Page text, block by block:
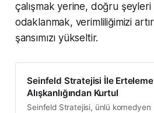
çalışmak yerine, doğru
odaklanmak, verimliliğimizi
şansımızı yükseltir.
Seinfeld Stratejisi İle Erteleme
Alışkanlığından Kurtul
Seinfeld Stratejisi, ünlü komedyen